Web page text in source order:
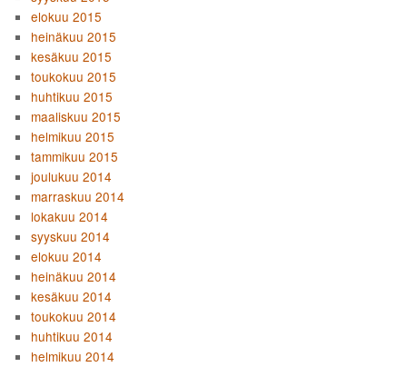
elokuu 2015
heinäkuu 2015
kesäkuu 2015
toukokuu 2015
huhtikuu 2015
maaliskuu 2015
helmikuu 2015
tammikuu 2015
joulukuu 2014
marraskuu 2014
lokakuu 2014
syyskuu 2014
elokuu 2014
heinäkuu 2014
kesäkuu 2014
toukokuu 2014
huhtikuu 2014
helmikuu 2014